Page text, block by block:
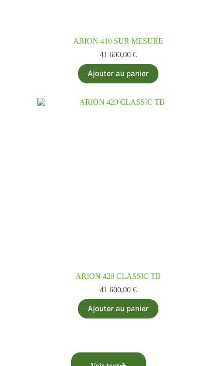
ARION 410 SUR MESURE
41 600,00 €
Ajouter au panier
ARION 420 CLASSIC TB
41 600,00 €
Ajouter au panier